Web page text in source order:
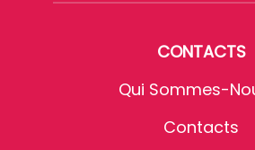
CONTACTS
Qui Sommes-
Contacts